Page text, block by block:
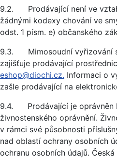
9.2. Prodávající není ve
žádnými kodexy chování ve
odst. 1 písm. e) občanského
9.3. Mimosoudní vyřizování
zajišťuje prodávající
eshop@diochi.cz. Informaci o
zašle prodávající na
9.4. Prodávající je oprávněn
živnostenského oprávnění.
v rámci své působnosti
nad oblastí ochrany osobních
ochranu osobních údajů.